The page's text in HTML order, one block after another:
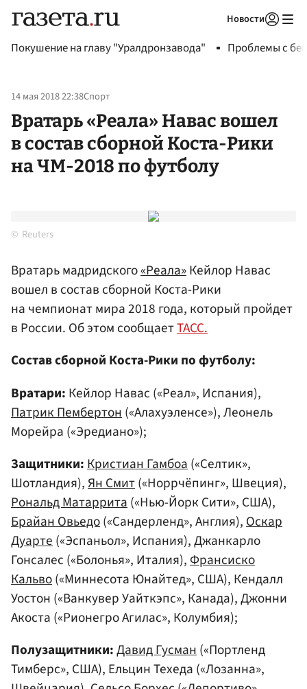
Новости
Покушение на главу "Уралдронзавода" Проблемы с
14 мая 2018 22:38Спорт
Вратарь «Реала» Навас вошел
в состав сборной Коста-Рики
на ЧМ-2018 по футболу
Reuters
Вратарь мадридского«Реала»Кейлор Навас
вошел в состав сборной Коста-Рики
на чемпионат мира 2018 года, который пройдет
в России. Об этом сообщаетТАСС.
Состав сборной Коста-Рики по футболу:
Вратари: Кейлор Навас («Реал», Испания),
Патрик Пембертон («Алахуэленсе»), Леонель
Морейра («Эредиано»);
Защитники:Кристиан Гамбоа(«Селтик»,
Шотландия),Ян Смит(«Норрчёпинг», Швеция),
Рональд Матаррита(«Нью-Йорк Сити», США),
Брайан Овьедо(«Сандерленд», Англия),Оскар
Дуарте(«Эспаньол», Испания), Джанкарло
Гонсалес («Болонья», Италия),Франсиско
Кальво(«Миннесота Юнайтед», США), Кендалл
Уостон («Ванкувер Уайткэпс», Канада), Джонни
Акоста («Рионегро Агилас», Колумбия);
Полузащитники:Давид Гусман(«Портленд
Тимберс», США), Ельцин Техеда («Лозанна»,